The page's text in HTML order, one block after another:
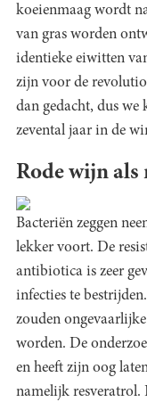
koeienmaag wordt
van gras worden
identieke eiwitten
zijn voor de
dan gedacht, dus we
zevental jaar in de
Rode wijn
Bacteriën zeggen
lekker voort. De
antibiotica is zeer
infecties te
zouden
worden. De
en heeft zijn oog
namelijk resveratrol.